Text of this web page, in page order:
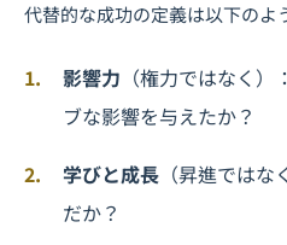
代替的な成功の定義は以下のよ
影響力 （権力ではなく
ブな影響を与えたか？
学びと成長 （昇進では
だか？